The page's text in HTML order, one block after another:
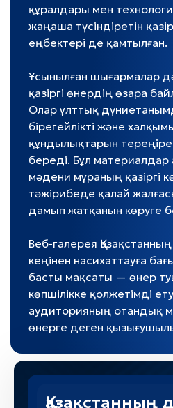
құралдары мен
жаңаша түсіндіретін
еңбектері де қамтылған.
Ұсынылған шығармалар
қазіргі өнердің өзара
Олар ұлттық
бірегейлікті және
құндылықтарын
береді. Бұл
мәдени мұраның қазіргі
тәжірибеде қалай
дамып жатқанын көруге
Веб-галерея
кеңінен насихаттауға
басты мақсаты — өнер
көпшілікке қолжетімді
аудиторияның отандық
өнерге деген
Қазақстанның